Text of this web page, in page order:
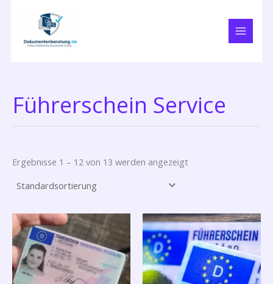
Führerschein Service
Ergebnisse 1 – 12 von 13 werden angezeigt